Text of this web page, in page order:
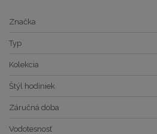
Značka
Typ
Kolekcia
Štýl hodiniek
Záručná doba
Vodotesnosť